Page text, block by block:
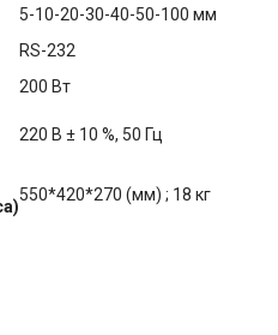
5-10-20-30-40-50-100 мм
RS-232
200 Вт
220 В ± 10 %, 50 Гц
550*420*270 (мм) ; 18 кг